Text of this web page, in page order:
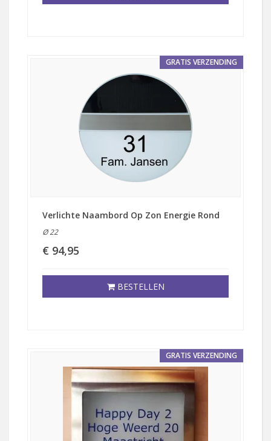
GRATIS VERZENDING
Verlichte Naambord Op Zon Energie Rond
Ø 22
€ 94,95
BESTELLEN
GRATIS VERZENDING